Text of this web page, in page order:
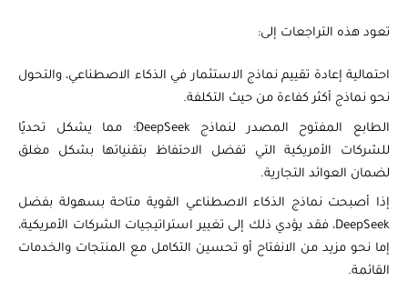
تعود هذه التراجعات إلى:
احتمالية إعادة تقييم نماذج الاستثمار في الذكاء الاصطناعي، والتحول
نحو نماذج أكثر كفاءة من حيث التكلفة.
الطابع المفتوح المصدر لنماذج DeepSeek؛ مما يشكل تحديًا
للشركات الأمريكية التي تفضل الاحتفاظ بتقنياتها بشكل مغلق
لضمان العوائد التجارية.
إذا أصبحت نماذج الذكاء الاصطناعي القوية متاحة بسهولة بفضل
DeepSeek، فقد يؤدي ذلك إلى تغيير استراتيجيات الشركات الأمريكية،
إما نحو مزيد من الانفتاح أو تحسين التكامل مع المنتجات والخدمات
القائمة.